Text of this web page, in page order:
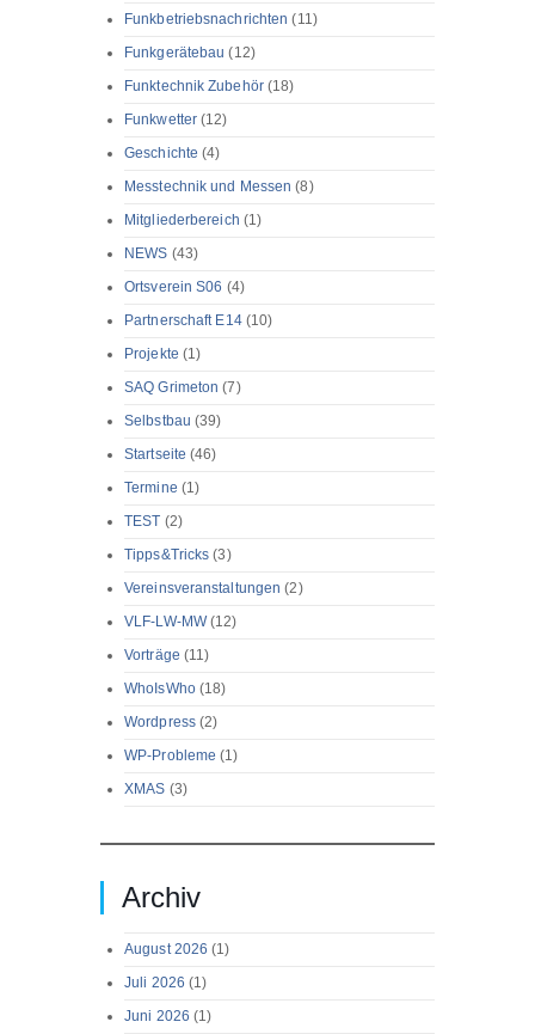
Funkbetriebsnachrichten (11)
Funkgerätebau (12)
Funktechnik Zubehör (18)
Funkwetter (12)
Geschichte (4)
Messtechnik und Messen (8)
Mitgliederbereich (1)
NEWS (43)
Ortsverein S06 (4)
Partnerschaft E14 (10)
Projekte (1)
SAQ Grimeton (7)
Selbstbau (39)
Startseite (46)
Termine (1)
TEST (2)
Tipps&Tricks (3)
Vereinsveranstaltungen (2)
VLF-LW-MW (12)
Vorträge (11)
WhoIsWho (18)
Wordpress (2)
WP-Probleme (1)
XMAS (3)
Archiv
August 2026 (1)
Juli 2026 (1)
Juni 2026 (1)